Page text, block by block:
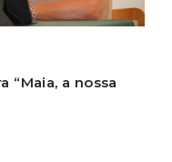
“Maia, a nossa